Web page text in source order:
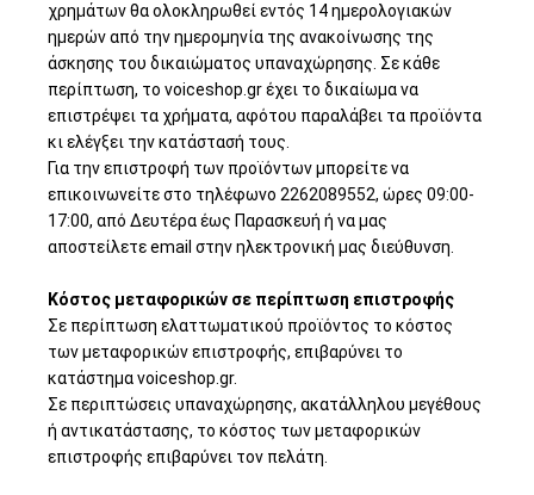
χρημάτων θα ολοκληρωθεί εντός 14 ημερολογιακών
ημερών από την ημερομηνία της ανακοίνωσης της
άσκησης του δικαιώματος υπαναχώρησης. Σε κάθε
περίπτωση, το voiceshop.gr έχει το δικαίωμα να
επιστρέψει τα χρήματα, αφότου παραλάβει τα προϊόντα
κι ελέγξει την κατάστασή τους.
Για την επιστροφή των προϊόντων μπορείτε να
επικοινωνείτε στο τηλέφωνο 2262089552, ώρες 09:00-
17:00, από Δευτέρα έως Παρασκευή ή να μας
αποστείλετε email στην ηλεκτρονική μας διεύθυνση.
Κόστος μεταφορικών σε περίπτωση επιστροφής
Σε περίπτωση ελαττωματικού προϊόντος το κόστος
των μεταφορικών επιστροφής, επιβαρύνει το
κατάστημα voiceshop.gr.
Σε περιπτώσεις υπαναχώρησης, ακατάλληλου μεγέθους
ή αντικατάστασης, το κόστος των μεταφορικών
επιστροφής επιβαρύνει τον πελάτη.